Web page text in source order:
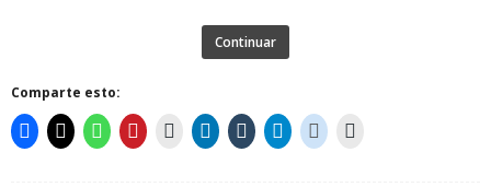
Continuar
Comparte esto: